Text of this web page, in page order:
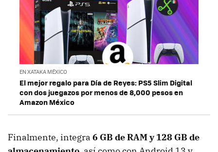
EN XATAKA MÉXICO
El mejor regalo para Día de Reyes: PS5 Slim Digital
con dos juegazos por menos de 8,000 pesos en
Amazon México
Finalmente, integra 6 GB de RAM y 128 GB de